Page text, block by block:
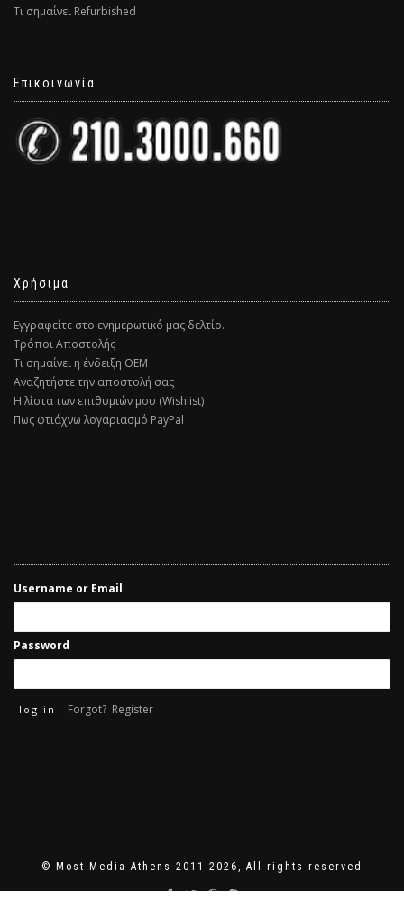
Τι σημαίνει Refurbished
Επικοινωνία
Χρήσιμα
Εγγραφείτε στο ενημερωτικό μας δελτίο.
Τρόποι Αποστολής
Τι σημαίνει η ένδειξη ΟΕΜ
Αναζητήστε την αποστολή σας
Η λίστα των επιθυμιών μου (Wishlist)
Πως φτιάχνω λογαριασμό PayPal
Username or Email
Password
Forgot? Register
© Most Media Athens 2011-2026, All rights reserved